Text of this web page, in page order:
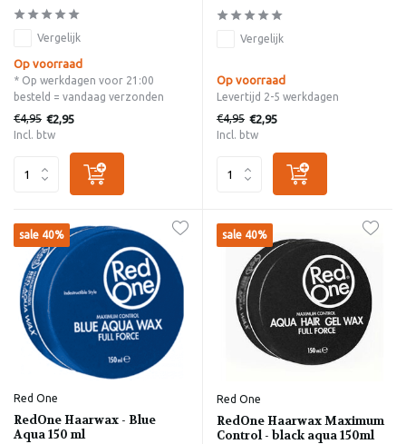
Vergelijk
Op voorraad
* Op werkdagen voor 21:00
besteld = vandaag verzonden
€4,95 €2,95
Incl. btw
Vergelijk
Op voorraad
Levertijd 2-5 werkdagen
€4,95 €2,95
Incl. btw
sale 40%
Red One
RedOne Haarwax - Blue
Aqua 150 ml
sale 40%
Red One
RedOne Haarwax Maximum
Control - black aqua 150ml